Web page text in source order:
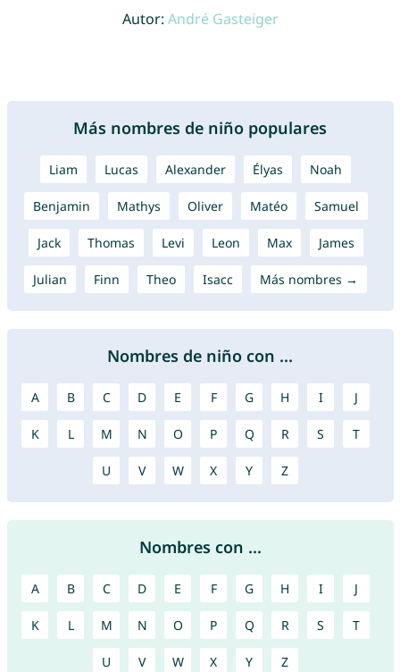
Autor: André Gasteiger
Más nombres de niño populares
Liam Lucas Alexander Élyas Noah
Benjamin Mathys Oliver Matéo Samuel
Jack Thomas Levi Leon Max James
Julian Finn Theo Isacc Más nombres →
Nombres de niño con ...
A B C D E F G H I J
K L M N O P Q R S T
U V W X Y Z
Nombres con ...
A B C D E F G H I J
K L M N O P Q R S T
U V W X Y Z